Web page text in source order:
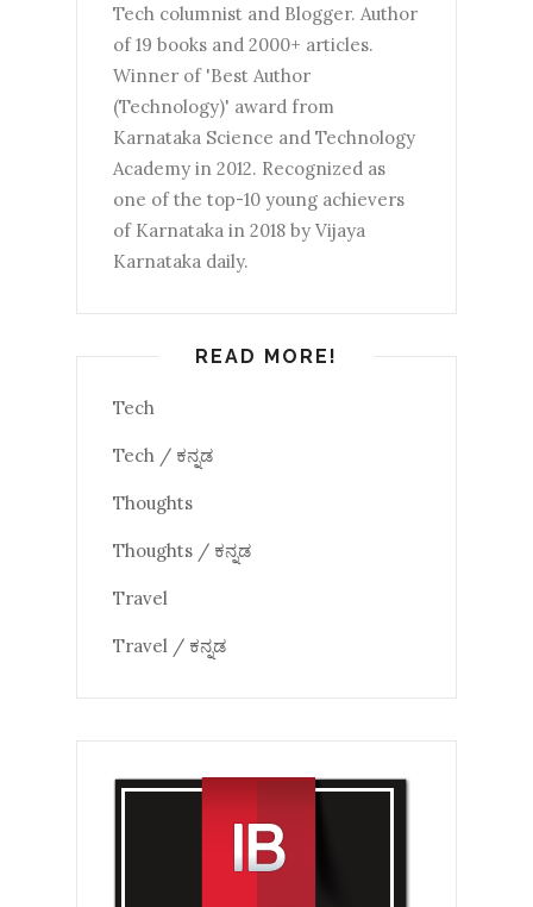
Tech columnist and Blogger. Author
of 19 books and 2000+ articles.
Winner of 'Best Author
(Technology)' award from
Karnataka Science and Technology
Academy in 2012. Recognized as
one of the top-10 young achievers
of Karnataka in 2018 by Vijaya
Karnataka daily.
READ MORE!
Tech
Tech / ಕನ್ನಡ
Thoughts
Thoughts / ಕನ್ನಡ
Travel
Travel / ಕನ್ನಡ